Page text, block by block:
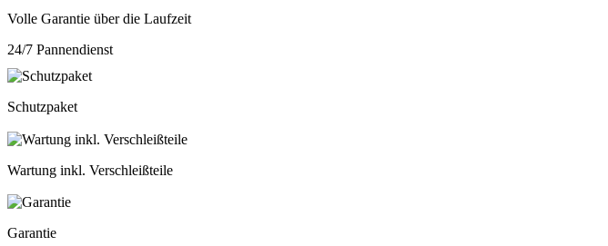
Volle Garantie über die Laufzeit
24/7 Pannendienst
Schutzpaket
Wartung inkl. Verschleißteile
Garantie